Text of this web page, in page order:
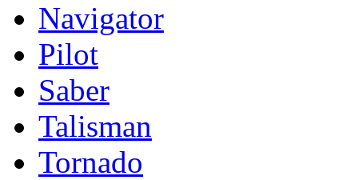
Navigator
Pilot
Saber
Talisman
Tornado